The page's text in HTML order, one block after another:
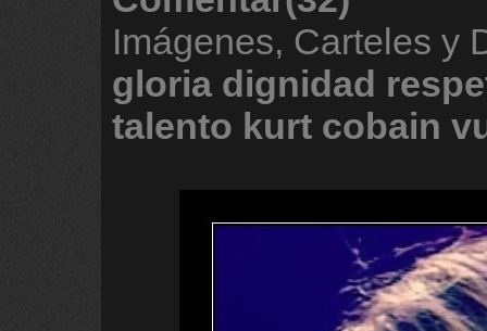
Imágenes, Carteles y
gloria dignidad
talento kurt cobain